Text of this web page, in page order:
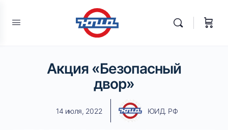
Акция «Безопасный
двор»
14 июля, 2022 ЮИД. РФ